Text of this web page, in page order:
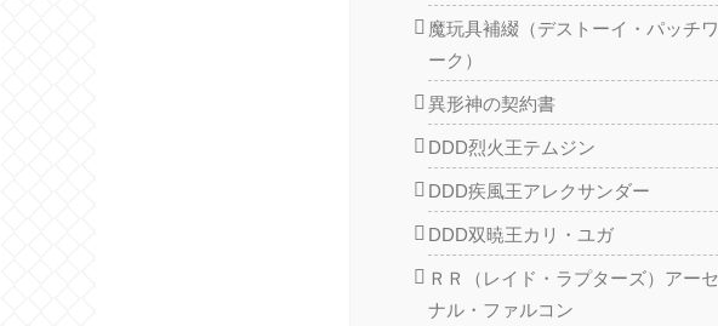
魔玩具補綴（デストーイ・パッチワ
ーク）
異形神の契約書
DDD烈火王テムジン
DDD疾風王アレクサンダー
DDD双暁王カリ・ユガ
ＲＲ（レイド・ラプターズ）アーセ
ナル・ファルコン